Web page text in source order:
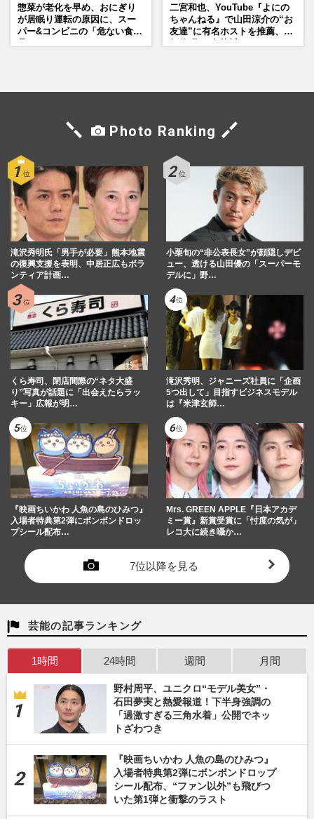
惣菜が老化を早め、おにぎり
が居眠り運転の原因に、スー
パー&コンビニの「危ない食
二宮和也、YouTube『よにの
ちゃんねる』で山田涼介の“お
友達”に有名ホストを推薦、歌
Photo Ranking
滝沢秀明氏「男手が必要」熊本地震
の復興支援を表明、中居正広もボラ
ンティア計画…
小栗旬の“非公表長女”が顔隠しデビ
ュー、透ける山田優の「スーパーモ
デルに」野…
くら寿司、閉店間際の“ネタ大盛
り”写真が話題に「出会えたらラッ
キー」広報が明…
滝沢秀明、ジャニーズ社員に「企画
5つ出して」目指すビジネスモデル
は『米津玄師…
『映画ちいかわ 人魚の島のひみつ』
入場者特典第2弾にボンボンドロッ
プシール配布…
Mrs. GREEN APPLE『日本アカデ
ミー賞』新賞受賞に「忖度の気が」
レコ大に続き囁か…
7位以降を見る
芸能の記事ランキング
1時間 24時間 週間 月間
野村周平、ユニクロ“モデル美女”・
石田夢実と熱愛報道！下半身強調の
「過激すぎる三角水着」公開でネッ
トざわつき
『映画ちいかわ 人魚の島のひみつ』
入場者特典第2弾にボンボンドロップ
シール配布、“ファン以外”も飛びつ
いた第1弾と衝撃のラスト